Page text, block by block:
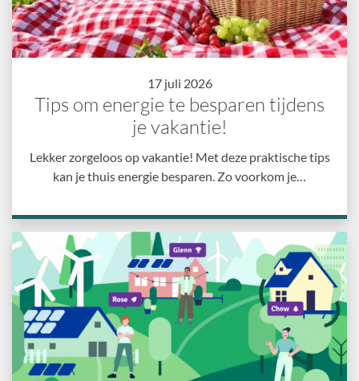
17 juli 2026
Tips om energie te besparen tijdens
je vakantie!
Lekker zorgeloos op vakantie! Met deze praktische tips
kan je thuis energie besparen. Zo voorkom je…